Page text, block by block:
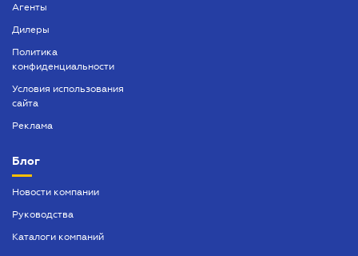
Агенты
Дилеры
Политика
конфиденциальности
Условия использования
сайта
Реклама
Блог
Новости компании
Руководства
Каталоги компаний